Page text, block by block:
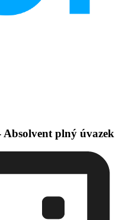
Absolvent plný úvazek